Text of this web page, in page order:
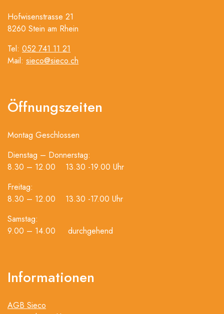
Hofwisenstrasse 21
8260 Stein am Rhein
Tel: 052 741 11 21
Mail: sieco@sieco.ch
Öffnungszeiten
Montag Geschlossen
Dienstag – Donnerstag:
8.30 – 12.00 13.30 -19.00 Uhr
Freitag:
8.30 – 12.00 13.30 -17.00 Uhr
Samstag:
9.00 – 14.00 durchgehend
Informationen
AGB Sieco